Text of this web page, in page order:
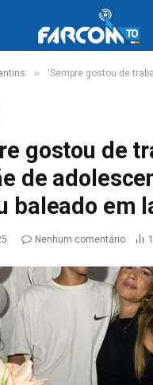
» ‘Sempre gostou de trabalhar’, diz mãe de
gostou de
de
baleado em
Nenhum comentário 1